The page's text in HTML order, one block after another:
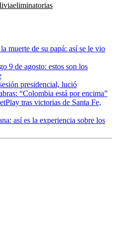
eliminatorias
muerte de su papá: así se le vio
9 de agosto: estos son los
presidencial, lució
“Colombia está por encima”
tras victorias de Santa Fe,
así es la experiencia sobre los